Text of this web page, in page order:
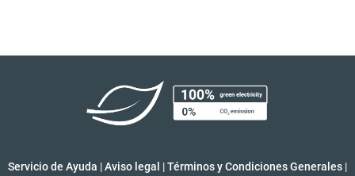
Servicio de Ayuda |Aviso legal |Términos y Condiciones Generales |